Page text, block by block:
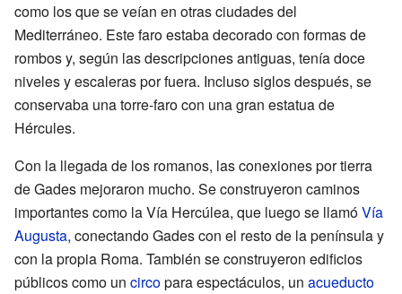
como los que se veían en otras ciudades del
Mediterráneo. Este faro estaba decorado con formas de
rombos y, según las descripciones antiguas, tenía doce
niveles y escaleras por fuera. Incluso siglos después, se
conservaba una torre-faro con una gran estatua de
Hércules.
Con la llegada de los romanos, las conexiones por tierra
de Gades mejoraron mucho. Se construyeron caminos
importantes como la Vía Hercúlea, que luego se llamóVía
Augusta, conectando Gades con el resto de la península y
con la propia Roma. También se construyeron edificios
públicos como un circopara espectáculos, un acueducto